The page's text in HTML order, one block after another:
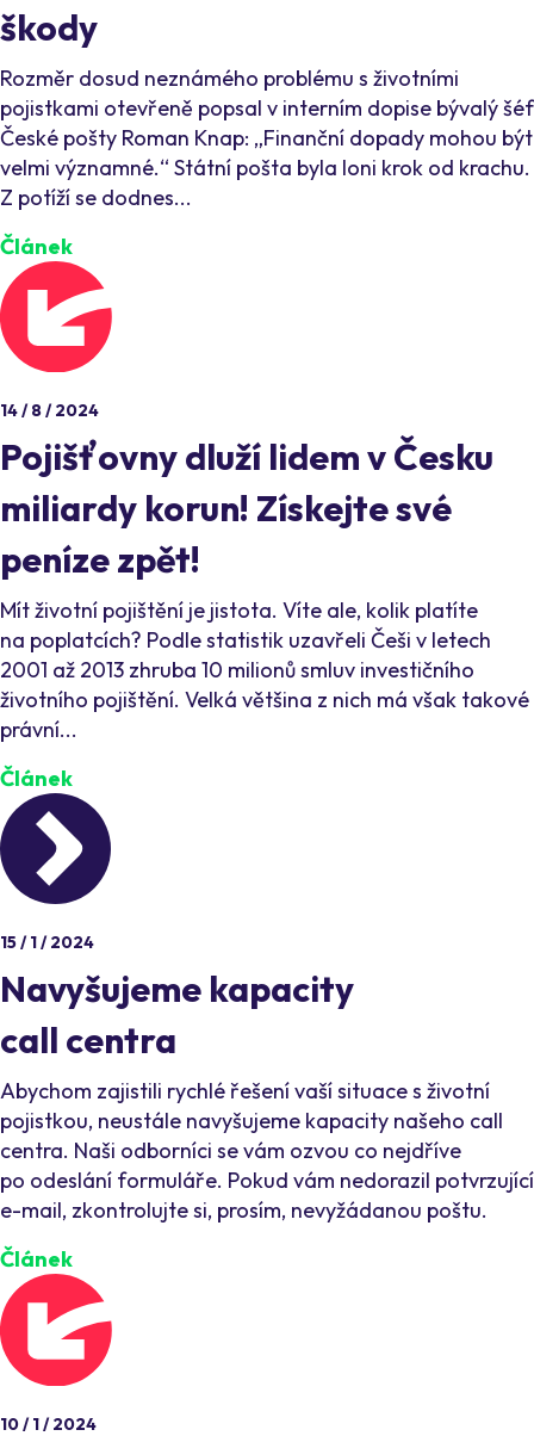
škody
Rozměr dosud neznámého problému s životními
pojistkami otevřeně popsal v interním dopise bývalý šéf
České pošty Roman Knap: „Finanční dopady mohou být
velmi významné.“ Státní pošta byla loni krok od krachu.
Z potíží se dodnes...
Článek
14 / 8 / 2024
Pojišťovny dluží lidem v Česku
miliardy korun! Získejte své
peníze zpět!
Mít životní pojištění je jistota. Víte ale, kolik platíte
na poplatcích? Podle statistik uzavřeli Češi v letech
2001 až 2013 zhruba 10 milionů smluv investičního
životního pojištění. Velká většina z nich má však takové
právní...
Článek
15 / 1 / 2024
Navyšujeme kapacity
call centra
Abychom zajistili rychlé řešení vaší situace s životní
pojistkou, neustále navyšujeme kapacity našeho call
centra. Naši odborníci se vám ozvou co nejdříve
po odeslání formuláře. Pokud vám nedorazil potvrzující
e-mail, zkontrolujte si, prosím, nevyžádanou poštu.
Článek
10 / 1 / 2024